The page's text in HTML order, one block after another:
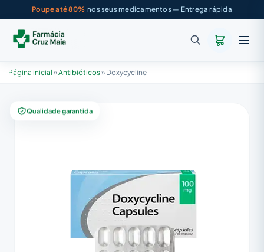
Poupe até 80% nos seus medicamentos — Entrega rápida
Página inicial »Antibióticos» Doxycycline
Qualidade garantida